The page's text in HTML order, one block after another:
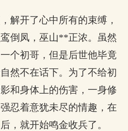
解开了心中所有的束缚，
倒凤，巫山**正浓。虽然
个初哥，但是后世他毕竟
然不在话下。为了不给初
和身体上的伤害，一身修
忍着意犹未尽的情趣，在
，就开始鸣金收兵了。